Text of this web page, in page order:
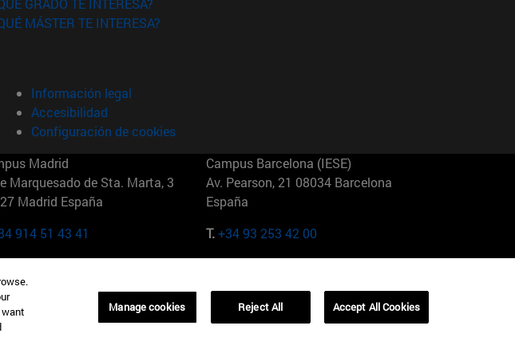
ventana)
GRADO TE INTERESA?
MÁSTER TE INTERESA?
Información legal
Accesibilidad
Configuración de cookies
Madrid
Marquesado de Sta. Marta, 3
Madrid España
914 51 43 41
Campus Barcelona (IESE)
Av. Pearson, 21 08034 Barcelona
España
T.+34 93 253 42 00
Theresia-Straße 15 81675
Alemania
89 24209790
01321001 Bela Vista Brasil
Manage cookies Reject All Accept All Cookies